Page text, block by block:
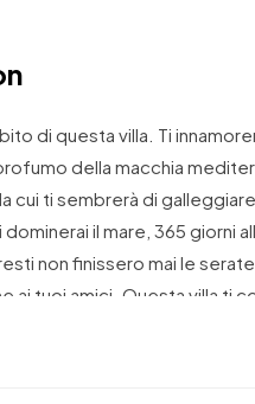
di questa villa. Ti
della macchia
cui ti sembrerà di
il mare, 365 giorni
non finissero mai le
ai tuoi amici. Questa villa ti
fino all’ingresso e